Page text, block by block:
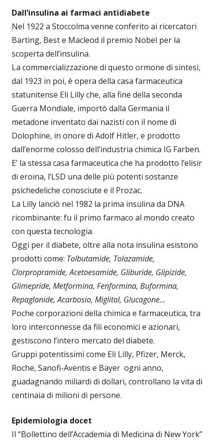
Dall’insulina ai farmaci antidiabete
Nel 1922 a Stoccolma venne conferito ai ricercatori
Barting, Best e Macleod il premio Nobel per la
scoperta dell’insulina.
La commercializzazione di questo ormone di sintesi,
dal 1923 in poi, è opera della casa farmaceutica
statunitense Eli Lilly che, alla fine della seconda
Guerra Mondiale, importò dalla Germania il
metadone inventato dai nazisti con il nome di
Dolophine, in onore di Adolf Hitler, e prodotto
dall’enorme colosso dell’industria chimica IG Farben.
E’ la stessa casa farmaceutica che ha prodotto l’elisir
di eroina, l’LSD una delle più potenti sostanze
psichedeliche conosciute e il Prozac.
La Lilly lanciò nel 1982 la prima insulina da DNA
ricombinante: fu il primo farmaco al mondo creato
con questa tecnologia.
Oggi per il diabete, oltre alla nota insulina esistono
prodotti come: Tolbutamide, Tolazamide,
Clorpropramide, Acetoesamide, Gliburide, Glipizide,
Glimepride, Metformina, Fenformina, Buformina,
Repaglanide, Acarbosio, Miglitol, Glucagone…
Poche corporazioni della chimica e farmaceutica, tra
loro interconnesse da fili economici e azionari,
gestiscono l’intero mercato del diabete.
Gruppi potentissimi come Eli Lilly, Pfizer, Merck,
Roche, Sanofi-Aventis e Bayer ogni anno,
guadagnando miliardi di dollari, controllano la vita di
centinaia di milioni di persone.
Epidemiologia docet
Il “Bollettino dell’Accademia di Medicina di New York”